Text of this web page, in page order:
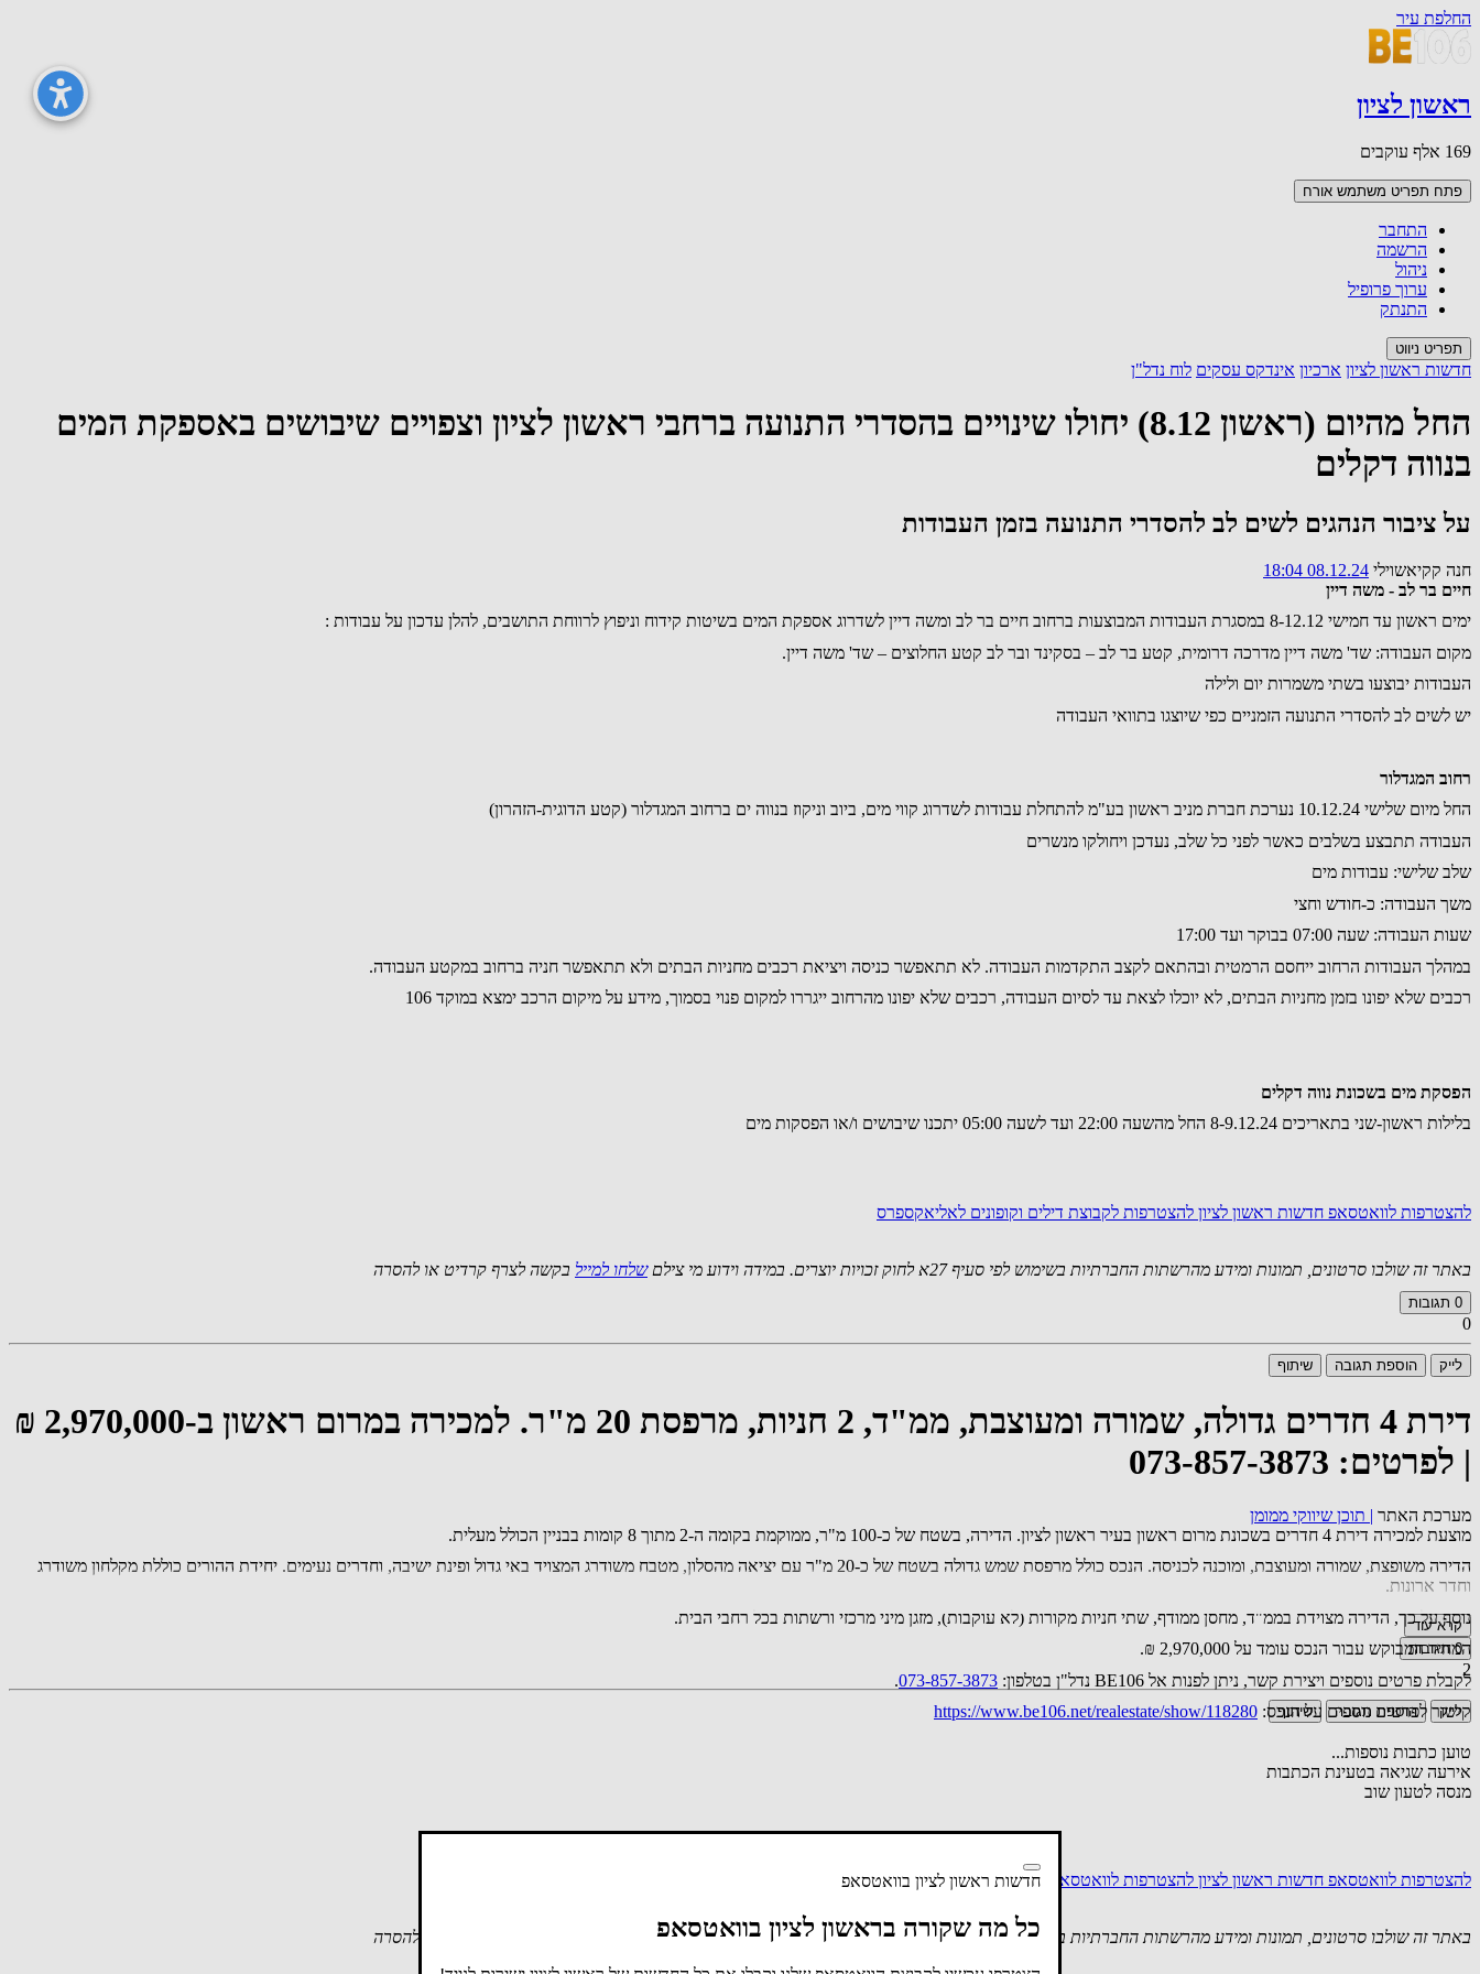
החלפת עיר
ראשון לציון
169 אלף עוקבים
פתח תפריט משתמש אורח
התחבר
הרשמה
ניהול
ערוך פרופיל
התנתק
תפריט ניווט
חדשות ראשון לציון ארכיון אינדקס עסקים לוח נדל"ן
החל מהיום (ראשון 8.12) יחולו שינויים בהסדרי התנועה ברחבי ראשון לציון וצפויים שיבושים באספקת המים
בנווה דקלים
על ציבור הנהגים לשים לב להסדרי התנועה בזמן העבודות
חנה קקיאשוילי 08.12.24 18:04
חיים בר לב - משה דיין
ימים ראשון עד חמישי 8-12.12 במסגרת העבודות המבוצעות ברחוב חיים בר לב ומשה דיין לשדרוג אספקת המים בשיטות קידוח וניפוץ לרווחת התושבים, להלן עדכון על עבודות :
מקום העבודה: שד' משה דיין מדרכה דרומית, קטע בר לב – בסקינד ובר לב קטע החלוצים – שד' משה דיין.
העבודות יבוצעו בשתי משמרות יום ולילה
יש לשים לב להסדרי התנועה הזמניים כפי שיוצגו בתוואי העבודה
רחוב המגדלור
החל מיום שלישי 10.12.24 נערכת חברת מניב ראשון בע"מ להתחלת עבודות לשדרוג קווי מים, ביוב וניקוז בנווה ים ברחוב המגדלור (קטע הדוגית-הזהרון)
העבודה תתבצע בשלבים כאשר לפני כל שלב, נעדכן ויחולקו מנשרים
שלב שלישי: עבודות מים
משך העבודה: כ-חודש וחצי
שעות העבודה: שעה 07:00 בבוקר ועד 17:00
במהלך העבודות הרחוב ייחסם הרמטית ובהתאם לקצב התקדמות העבודה. לא תתאפשר כניסה ויציאת רכבים מחניות הבתים ולא תתאפשר חניה ברחוב במקטע העבודה.
רכבים שלא יפונו בזמן מחניות הבתים, לא יוכלו לצאת עד לסיום העבודה, רכבים שלא יפונו מהרחוב ייגררו למקום פנוי בסמוך, מידע על מיקום הרכב ימצא במוקד 106
הפסקת מים בשכונת נווה דקלים
בלילות ראשון-שני בתאריכים 8-9.12.24 החל מהשעה 22:00 ועד לשעה 05:00 יתכנו שיבושים ו/או הפסקות מים
להצטרפות לוואטסאפ חדשות ראשון לציון להצטרפות לקבוצת דילים וקופונים לאליאקספרס
באתר זה שולבו סרטונים, תמונות ומידע מהרשתות החברתיות בשימוש לפי סעיף 27א לחוק זכויות יוצרים. במידה וידוע מי צילם שלחו למייל בקשה לצרף קרדיט או להסרה
0 תגובות
0
לייק הוספת תגובה שיתוף
דירת 4 חדרים גדולה, שמורה ומעוצבת, ממ"ד, 2 חניות, מרפסת 20 מ"ר. למכירה במרום ראשון ב-2,970,000 ₪
| לפרטים: 073-857-3873
מערכת האתר | תוכן שיווקי ממומן
מוצעת למכירה דירת 4 חדרים בשכונת מרום ראשון בעיר ראשון לציון. הדירה, בשטח של כ-100 מ"ר, ממוקמת בקומה ה-2 מתוך 8 קומות בבניין הכולל מעלית.
הדירה משופצת, שמורה ומעוצבת, ומוכנה לכניסה. הנכס כולל מרפסת שמש גדולה בשטח של כ-20 מ"ר עם יציאה מהסלון, מטבח משודרג המצויד באי גדול ופינת ישיבה, וחדרים נעימים. יחידת ההורים כוללת מקלחון משודרג
וחדר ארונות.
נוסף על כך, הדירה מצוידת בממ"ד, מחסן ממודף, שתי חניות מקורות (לא עוקבות), מזגן מיני מרכזי ורשתות בכל רחבי הבית.
המחיר המבוקש עבור הנכס עומד על 2,970,000 ₪.
לקבלת פרטים נוספים ויצירת קשר, ניתן לפנות אל BE106 נדל"ן בטלפון:
073-857-3873
.
קישור לפרטים נוספים על הנכס: https://www.be106.net/realestate/show/118280
להצטרפות לוואטסאפ חדשות ראשון לציון להצטרפות לוואטסאפ חדשות מוסף נדל"ןלהצטרפות לקבוצת דילים וקופונים לאליאקספרס
באתר זה שולבו סרטונים, תמונות ומידע מהרשתות החברתיות בשימוש לפי סעיף 27א לחוק זכויות יוצרים. במידה וידוע מי צילם בקשה לצרף קרדיט או להסרה
קרא עוד
0תגובות
2
לייק הוספת תגובה שיתוף
טוען כתבות נוספות...
אירעה שגיאה בטעינת הכתבות
מנסה לטעון שוב
חדשות ראשון לציון בוואטסאפ
כל מה שקורה בראשון לציון בוואטסאפ